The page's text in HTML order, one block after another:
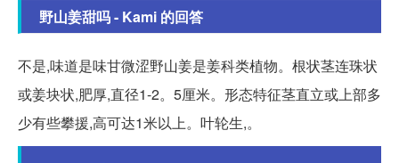
野山姜甜吗 - Kami 的回答
不是,味道是味甘微涩野山姜是姜科类植物。根状茎连珠状
或姜块状,肥厚,直径1-2。5厘米。形态特征茎直立或上部多
少有些攀援,高可达1米以上。叶轮生,。